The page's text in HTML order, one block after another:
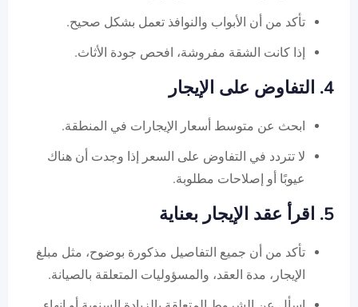
تأكد من أن الأبواب والنوافذ تعمل بشكل صحيح.
إذا كانت الشقة مفروشة، افحص جودة الأثاث.
4. التفاوض على الإيجار
ابحث عن متوسط أسعار الإيجارات في المنطقة.
لا تتردد في التفاوض على السعر إذا وجدت أن هناك
عيوبًا أو إصلاحات مطلوبة.
5. اقرأ عقد الإيجار بعناية
تأكد من أن جميع التفاصيل مذكورة بوضوح، مثل مبلغ
الإيجار، مدة العقد، والمسؤوليات المتعلقة بالصيانة.